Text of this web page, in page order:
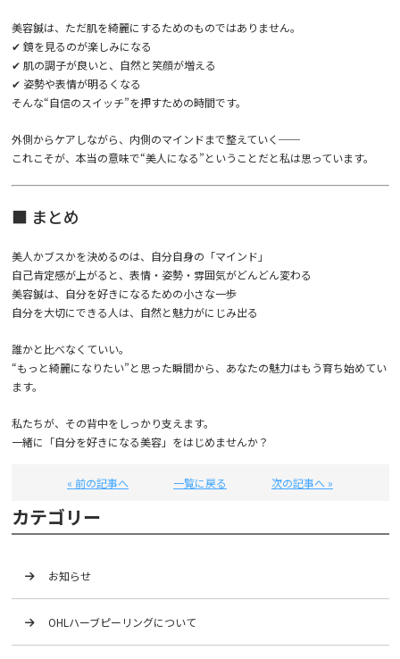
美容鍼は、ただ肌を綺麗にするためのものではありません。
✔ 鏡を見るのが楽しみになる
✔ 肌の調子が良いと、自然と笑顔が増える
✔ 姿勢や表情が明るくなる
そんな“自信のスイッチ”を押すための時間です。
外側からケアしながら、内側のマインドまで整えていく──
これこそが、本当の意味で“美人になる”ということだと私は思っています。
■ まとめ
美人かブスかを決めるのは、自分自身の「マインド」
自己肯定感が上がると、表情・姿勢・雰囲気がどんどん変わる
美容鍼は、自分を好きになるための小さな一歩
自分を大切にできる人は、自然と魅力がにじみ出る
誰かと比べなくていい。
“もっと綺麗になりたい”と思った瞬間から、あなたの魅力はもう育ち始めてい
ます。
私たちが、その背中をしっかり支えます。
一緒に「自分を好きになる美容」をはじめませんか？
« 前の記事へ 一覧に戻る 次の記事へ »
カテゴリー
お知らせ
OHLハーブピーリングについて